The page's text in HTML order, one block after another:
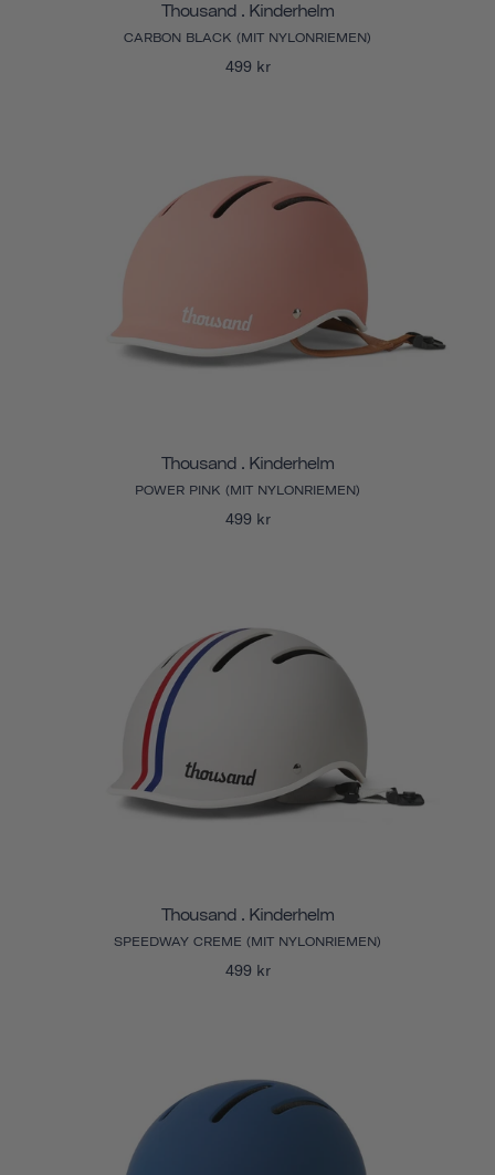
Thousand . Kinderhelm
CARBON BLACK (MIT NYLONRIEMEN)
499 kr
Thousand . Kinderhelm
POWER PINK (MIT NYLONRIEMEN)
499 kr
Thousand . Kinderhelm
SPEEDWAY CREME (MIT NYLONRIEMEN)
499 kr